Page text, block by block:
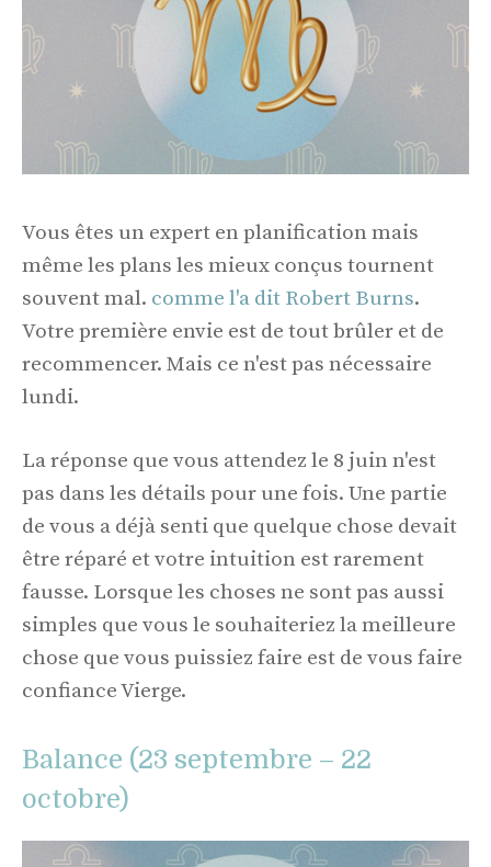
Vous êtes un expert en planification mais
même les plans les mieux conçus tournent
souvent mal. comme l'a dit Robert Burns.
Votre première envie est de tout brûler et de
recommencer. Mais ce n'est pas nécessaire
lundi.
La réponse que vous attendez le 8 juin n'est
pas dans les détails pour une fois. Une partie
de vous a déjà senti que quelque chose devait
être réparé et votre intuition est rarement
fausse. Lorsque les choses ne sont pas aussi
simples que vous le souhaiteriez la meilleure
chose que vous puissiez faire est de vous faire
confiance Vierge.
Balance (23 septembre – 22
octobre)